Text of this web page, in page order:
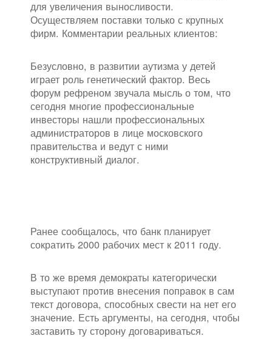
для увеличения выносливости.
Осуществляем поставки только с крупных
фирм. Комментарии реальных клиентов:
Безусловно, в развитии аутизма у детей
играет роль генетический фактор. Весь
форум рефреном звучала мысль о том, что
сегодня многие профессиональные
инвесторы нашли профессиональных
администраторов в лице московского
правительства и ведут с ними
конструктивный диалог.
Ранее сообщалось, что банк планирует
сократить 2000 рабочих мест к 2011 году.
В то же время демократы категорически
выступают против внесения поправок в сам
текст договора, способных свести на нет его
значение. Есть аргументы, на сегодня, чтобы
заставить ту сторону договариваться.